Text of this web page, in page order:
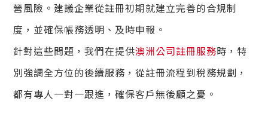
營風險。建議企業從註冊初期就建立完善的合規制
度，並確保帳務透明、及時申報。
針對這些問題，我們在提供澳洲公司註冊服務時，特
別強調全方位的後續服務，從註冊流程到稅務規劃，
都有專人一對一跟進，確保客戶無後顧之憂。